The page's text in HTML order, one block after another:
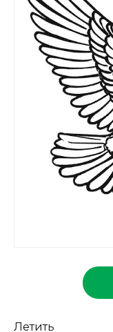
Летить